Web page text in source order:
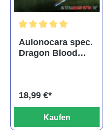
Durchschnittliche
Aulonocara spec.
Dragon Blood
18,99 €*
Kaufen